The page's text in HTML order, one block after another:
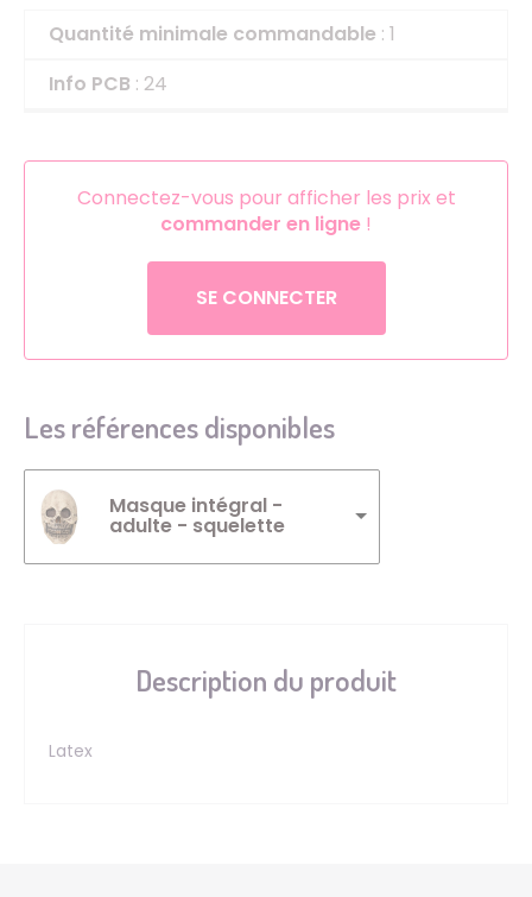
Quantité minimale commandable : 1
Info PCB : 24
Connectez-vous pour afficher les prix et
commander en ligne !
SE CONNECTER
Les références disponibles
Masque intégral -
adulte - squelette
Description du produit
Latex